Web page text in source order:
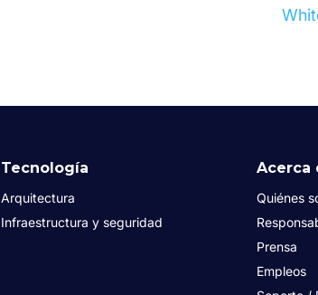
Tecnología
Arquitectura
Infraestructura y seguridad
Acerca
Quiénes
Prensa
Empleos